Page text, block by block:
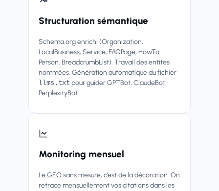
Structuration sémantique
Schema.org enrichi (Organization,
LocalBusiness, Service, FAQPage, HowTo,
Person, BreadcrumbList). Travail des entités
nommées. Génération automatique du fichier
llms.txt pour guider GPTBot, ClaudeBot,
PerplexityBot.
Monitoring mensuel
Le GEO sans mesure, c’est de la décoration. On
retrace mensuellement vos citations dans les